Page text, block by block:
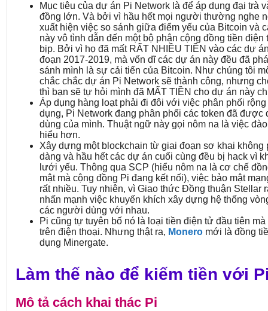
Mục tiêu của dự án Pi Network là để áp dụng đại trà
đồng lớn. Và bởi vì hầu hết mọi người thường nghe
xuất hiện việc so sánh giữa điểm yếu của Bitcoin và
này vô tình dẫn đến một bộ phận cộng đồng tiền
bịp. Bởi vì họ đã mất RẤT NHIỀU TIỀN vào các dự
đoạn 2017-2019, mà vốn dĩ các dự án này đều đã
sánh mình là sự cải tiến của Bitcoin. Như chúng tôi
chắc chắc dự án Pi Network sẽ thành công, nhưng
thì bạn sẽ tự hỏi mình đã MẤT TIỀN cho dự án này
Áp dụng hàng loạt phải đi đôi với việc phân phối
dụng, Pi Network đang phân phối các token đã được
dùng của mình. Thuật ngữ này gọi nôm na là việc
hiểu hơn.
Xây dựng một blockchain từ giai đoạn sơ khai không
dàng và hầu hết các dự án cuối cùng đều bị hack vì
lưới yếu. Thông qua SCP (hiểu nôm na là cơ chế
mật mà cộng đồng Pi đang kết nối), việc bảo mật
rất nhiều. Tuy nhiên, vì Giao thức Đồng thuận Stellar
nhấn mạnh việc khuyến khích xây dựng hệ thống
các người dùng với nhau.
Pi cũng tự tuyên bố nó là loại tiền điện tử đầu tiên
trên điện thoại. Nhưng thật ra, Monero mới là đồng
dụng Minergate.
Làm thế nào để kiếm tiền với
Mô tả cách khai thác Pi